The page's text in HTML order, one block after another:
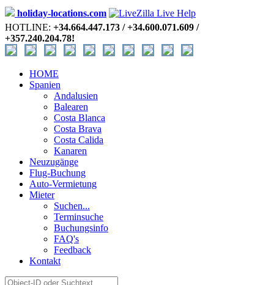
holiday-locations.com
HOTLINE: +34.664.447.173 / +34.600.071.609 /
+357.240.204.78!
HOME
Spanien
Andalusien
Balearen
Costa Blanca
Costa Brava
Costa Calida
Kanaren
Neuzugänge
Flug-Buchung
Auto-Vermietung
Mieter
Suchen...
Terminsuche
Buchungsinfo
FAQ's
Feedback
Kontakt